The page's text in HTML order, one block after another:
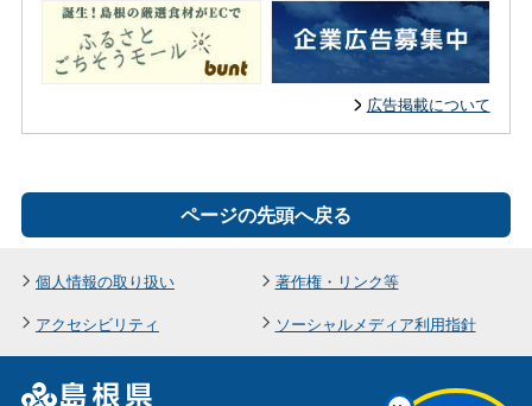
広告掲載について
ページの先頭へ戻る
個人情報の取り扱い
著作権・リンク等
アクセシビリティ
ソーシャルメディア利用指針